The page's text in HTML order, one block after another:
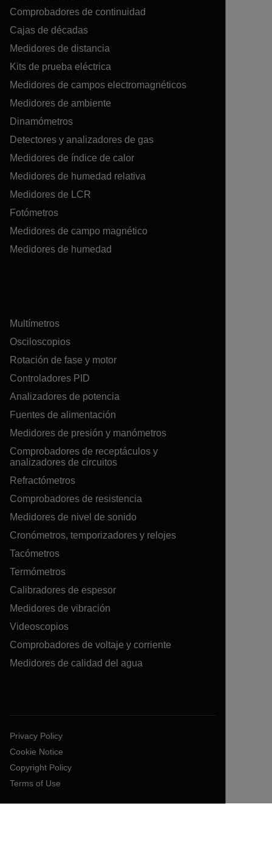
Comprobadores de continuidad
Cajas de décadas
Medidores de distancia
Kits de prueba eléctrica
Medidores de campos electromagnéticos
Medidores de ambiente
Dinamómetros
Detectores y analizadores de gas
Medidores de índice de calor
Medidores de humedad relativa
Medidores de LCR
Fotómetros
Medidores de campo magnético
Medidores de humedad
Multímetros
Osciloscopios
Rotación de fase y motor
Controladores PID
Analizadores de potencia
Fuentes de alimentación
Medidores de presión y manómetros
Comprobadores de receptáculos y
analizadores de circuitos
Refractómetros
Comprobadores de resistencia
Medidores de nivel de sonido
Cronómetros, temporizadores y relojes
Tacómetros
Termómetros
Calibradores de espesor
Medidores de vibración
Videoscopios
Comprobadores de voltaje y corriente
Medidores de calidad del agua
Privacy Policy
Cookie Notice
Copyright Policy
Terms of Use